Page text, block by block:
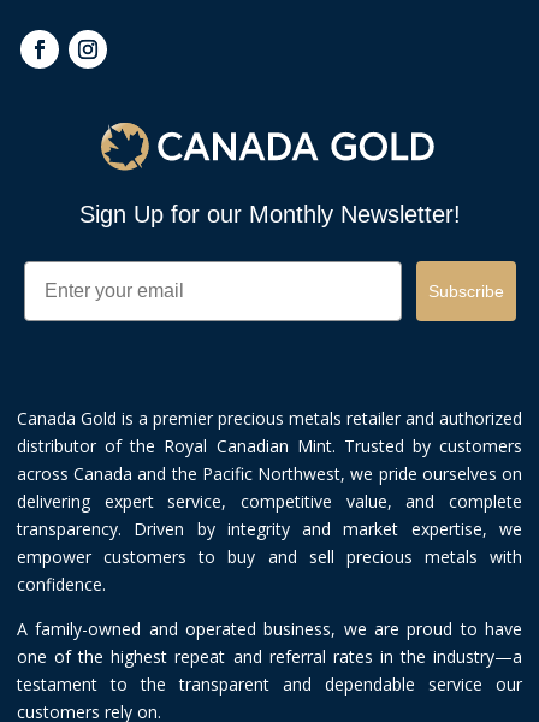
Sign Up for our Monthly Newsletter!
Email
Subscribe
Canada Gold is a premier precious metals retailer and authorized
distributor of the Royal Canadian Mint. Trusted by customers
across Canada and the Pacific Northwest, we pride ourselves on
delivering expert service, competitive value, and complete
transparency. Driven by integrity and market expertise, we
empower customers to buy and sell precious metals with
confidence.
A family-owned and operated business, we are proud to have
one of the highest repeat and referral rates in the industry—a
testament to the transparent and dependable service our
customers rely on.